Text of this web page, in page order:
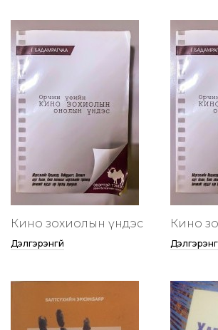
Кино зохиолын үндэс
Дэлгэрэнгүй
Кино